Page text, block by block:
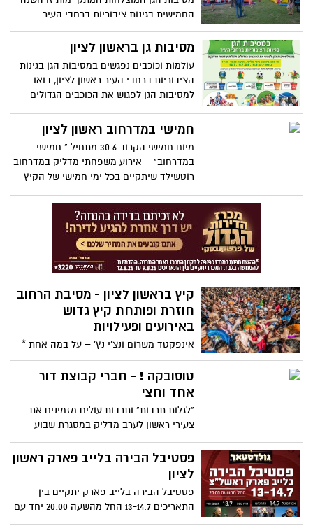
גם ברובע הבילויים *הכניסה חופשית*
החמישית בגינות ציבוריות ברחבי העיר
בחודשי הקיץ, יתקיימו ב-17 גינות ציבוריות
ברחבי העיר * בתפריט: מופעים של כוכבי
מסיבות והכול בחינם
מסיבות גן בראשון לציון
עולמות וכוכבים נפגשים במסיבות הגן בגינות
הציבוריות ברחבי העיר ראשון לציון, בואו
למסיבות הגן לפגוש את הכוכבים הגדולים
חמישי במדרחוב ראשון לציון
מיום חמישי הקרוב 30.6 מתחיל " חמישי
במדרחוב" – אירוע משפחתי מדליק במדרחוב
רוטשילד שיתקיים בכל ימי חמישי של הקיץ
לכל הגילאים, משחקים שנבנו במיוחד
למדרחוב , משחקי חשיבה לקטנים ולגדולים,
ג'ימבורי לפעוטות, הצגות, מופעים, מוזיקה
חיה וסדנאות אמנות מגוונות ומקצועיות. וגם
פינת קריאה, ודמויות שטח מצחיקות. ואם
איכרים של יום חמישי ! יש לנו שפע מהכל -
מעניין, מצחיק, טעים , ואנחנו מחכים לכם!
קיץ בראשון לציון - מסיבת הרחוב
חוזרת ופותחת קיץ גדוש
באירועים ופעילויות
אינפקטד משרום ונצ'י נץ' – על במה אחת *
מסיבת הרחוב המצליחה, חוזרת ותתקיים
ברחוב ברוטשילד בשישי הקרוב * בנוסף קיץ
גדוש של אירועים ופעילויות: הופעות סטנד
טוסובקה ! - חברי קבוצת דור
אחד וחצי
"לגלות תרבות" ותרבות עולים מזמינים את
צעירי ראשון לערב מדליק במסגרת שבוע
הספר 22 ליוני, יום רביעי ב20:00 בבית העם
רחוב זד"ל 3.
פסטיבל הבירה בלייב פארק ראשון
לציון
פסטיבל הבירה בלייב פארק יתקיים בין
התאריכים 13-14.7 החל מהשעה 20:00 יחד עם
הופעותיהם של אברהם טל, להקת הדג נחש,